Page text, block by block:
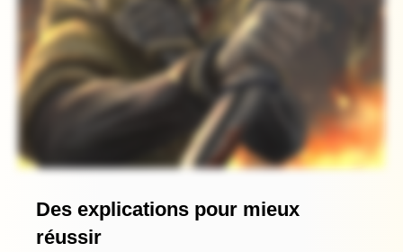
Des explications pour mieux
réussir